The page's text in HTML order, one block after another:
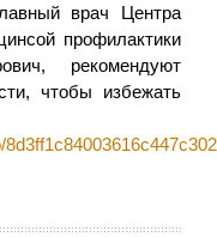
врач Центра
профилактики
рекомендуют
чтобы избежать